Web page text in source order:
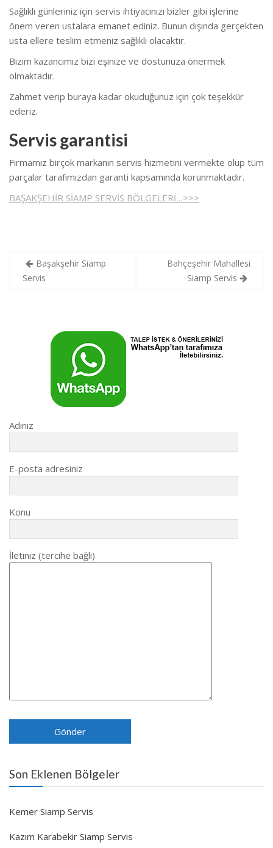
Sağlıklı günleriniz için servis ihtiyacınızı bizler gibi işlerine
önem veren ustalara emanet ediniz. Bunun dışında gerçekten
usta ellere teslim etmeniz sağlıklı olacaktır.
Bizim kazancımız bizi eşinize ve dostunuza önermek
olmaktadır.
Zahmet verip buraya kadar okuduğunuz için çok teşekkür
ederiz.
Servis garantisi
Firmamız birçok markanın servis hizmetini vermekte olup tüm
parçalar tarafımızdan garanti kapsamında korunmaktadır.
BAŞAKŞEHİR SİAMP SERVİS BÖLGELERİ…>>>
Yazı
gezinmesi
Başakşehir Siamp
Servis
Bahçeşehir Mahallesi
Siamp Servis
Adınız
E-posta adresiniz
Konu
İletiniz (tercihe bağlı)
Son Eklenen Bölgeler
Kemer Siamp Servis
Kazım Karabekir Siamp Servis